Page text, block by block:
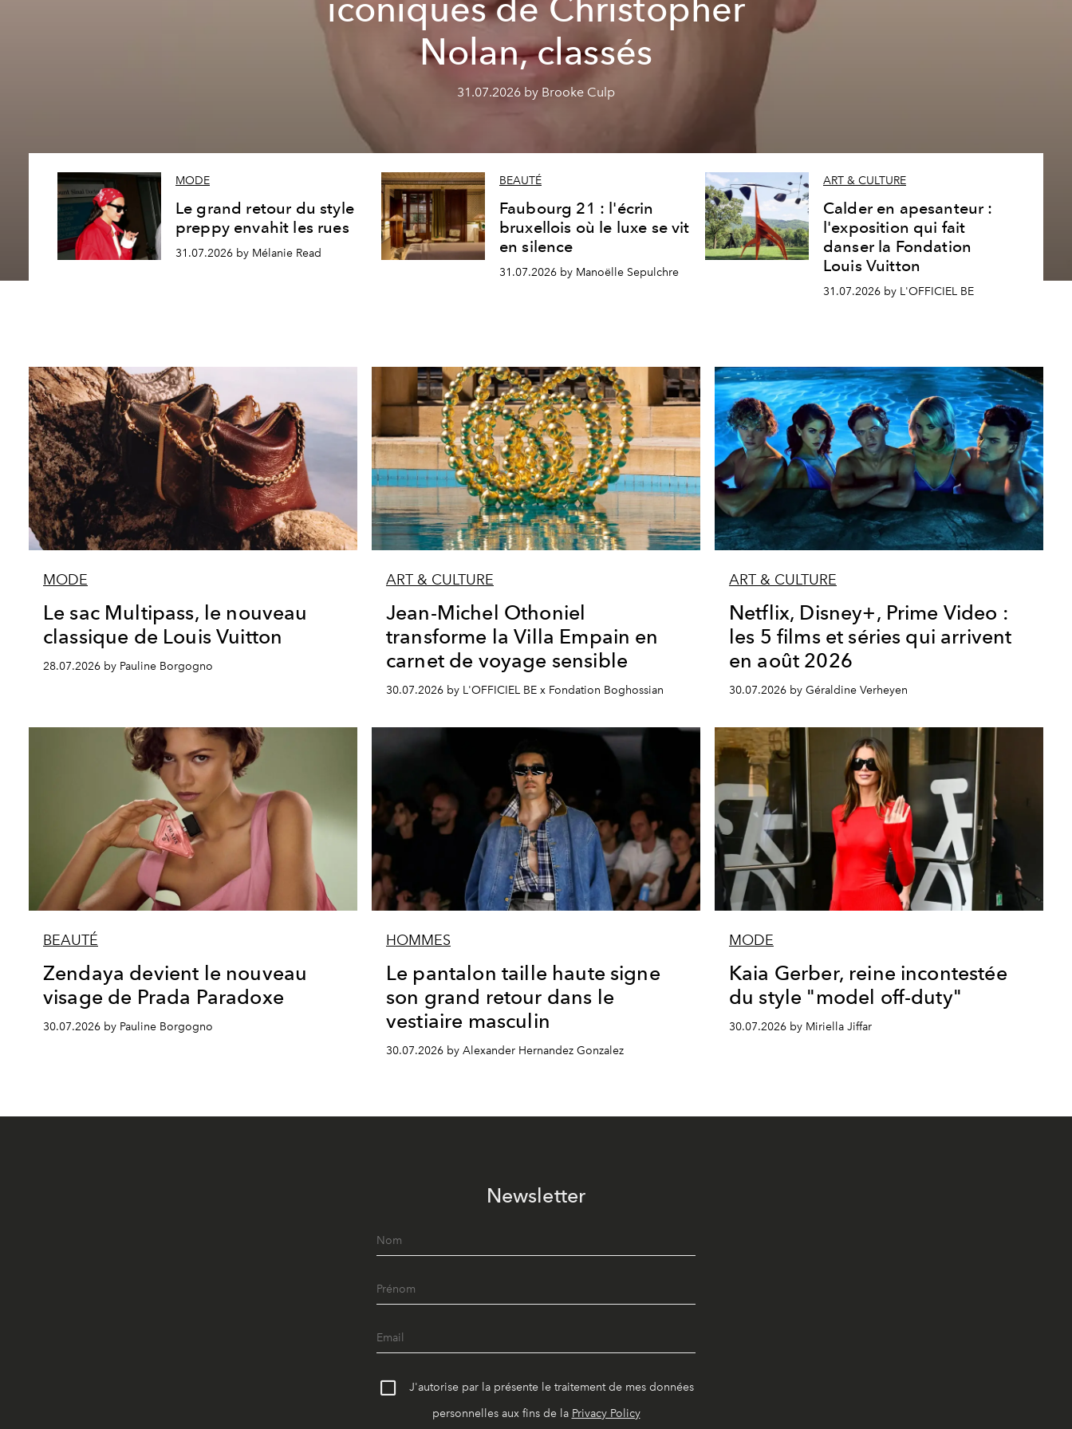
iconiques de Christopher
Nolan, classés
31.07.2026 by Brooke Culp
MODE
Le grand retour du style
preppy envahit les rues
31.07.2026 by Mélanie Read
BEAUTÉ
Faubourg 21 : l'écrin
bruxellois où le luxe se vit
en silence
31.07.2026 by Manoëlle Sepulchre
ART & CULTURE
Calder en apesanteur :
l'exposition qui fait
danser la Fondation
Louis Vuitton
31.07.2026 by L'OFFICIEL BE
MODE
Le sac Multipass, le nouveau
classique de Louis Vuitton
28.07.2026 by Pauline Borgogno
ART & CULTURE
Jean-Michel Othoniel
transforme la Villa Empain en
carnet de voyage sensible
30.07.2026 by L'OFFICIEL BE x Fondation Boghossian
ART & CULTURE
Netflix, Disney+, Prime Video :
les 5 films et séries qui arrivent
en août 2026
30.07.2026 by Géraldine Verheyen
BEAUTÉ
Zendaya devient le nouveau
visage de Prada Paradoxe
30.07.2026 by Pauline Borgogno
HOMMES
Le pantalon taille haute signe
son grand retour dans le
vestiaire masculin
30.07.2026 by Alexander Hernandez Gonzalez
MODE
Kaia Gerber, reine incontestée
du style "model off-duty"
30.07.2026 by Miriella Jiffar
Newsletter
J'autorise par la présente le traitement de mes données
personnelles aux fins de la Privacy Policy